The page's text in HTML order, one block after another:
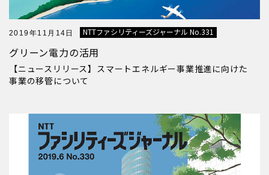
2019年11月14日 NTTファシリティーズジャーナル No.331
グリーン電力の活用
【ニュースリリース】スマートエネルギー事業推進に向けた
事業の移管について